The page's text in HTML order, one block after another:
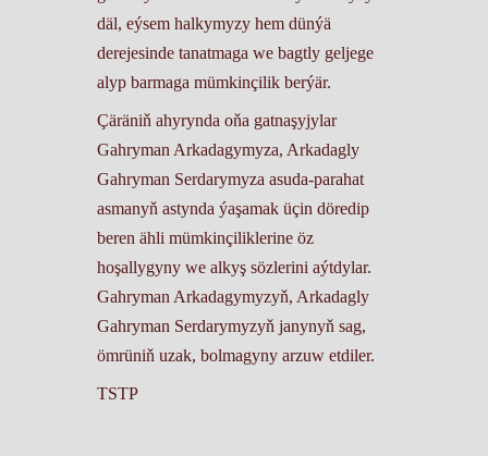
däl, eýsem halkymyzy hem dünýä
derejesinde tanatmaga we bagtly geljege
alyp barmaga mümkinçilik berýär.
Çäräniň ahyrynda oňa gatnaşyjylar
Gahryman Arkadagymyza, Arkadagly
Gahryman Serdarymyza asuda-parahat
asmanyň astynda ýaşamak üçin döredip
beren ähli mümkinçiliklerine öz
hoşallygyny we alkyş sözlerini aýtdylar.
Gahryman Arkadagymyzyň, Arkadagly
Gahryman Serdarymyzyň janynyň sag,
ömrüniň uzak, bolmagyny arzuw etdiler.
TSTP